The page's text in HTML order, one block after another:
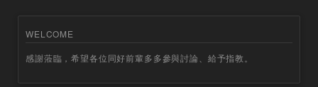
WELCOME
感謝蒞臨，希望各位同好前輩多多參與討論、給予指教。